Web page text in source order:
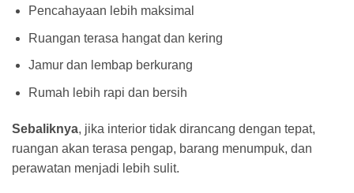
Pencahayaan lebih maksimal
Ruangan terasa hangat dan kering
Jamur dan lembap berkurang
Rumah lebih rapi dan bersih
Sebaliknya, jika interior tidak dirancang dengan tepat,
ruangan akan terasa pengap, barang menumpuk, dan
perawatan menjadi lebih sulit.